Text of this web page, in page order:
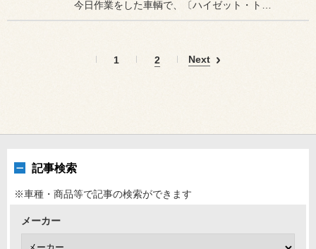
1 2 Next
記事検索
※車種・商品等で記事の検索ができます
メーカー